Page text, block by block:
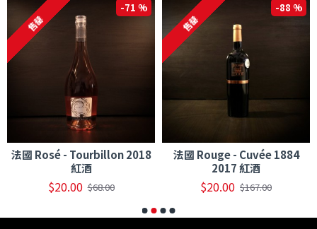
-71 %
售罄
法國 Rosé - Tourbillon 2018
紅酒
$20.00 $68.00
-88 %
售罄
法國 Rouge - Cuvée 1884
2017 紅酒
$20.00 $167.00